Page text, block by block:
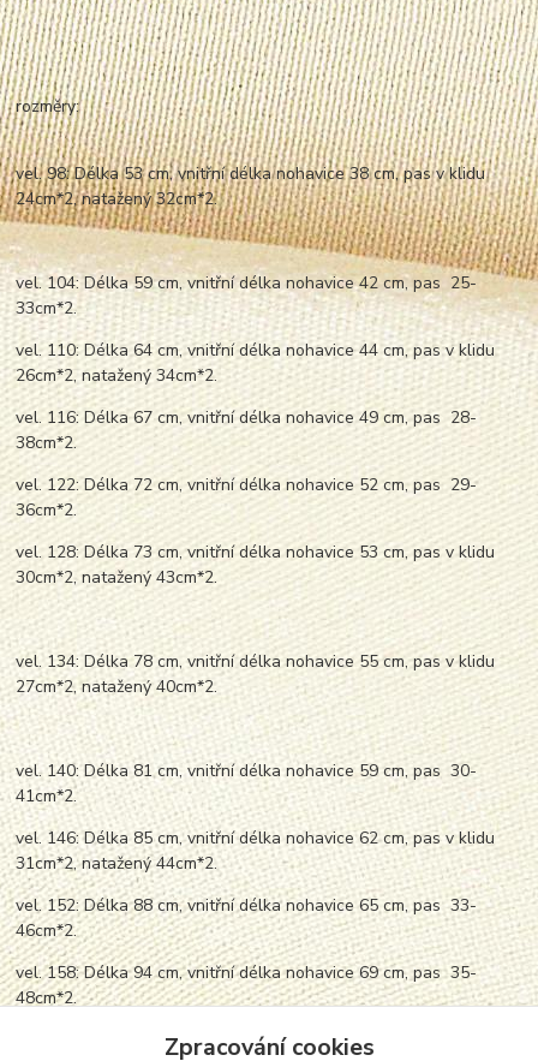
rozměry:
vel. 98: Délka 53 cm, vnitřní délka nohavice 38 cm, pas v klidu
24cm*2, natažený 32cm*2.
vel. 104: Délka 59 cm, vnitřní délka nohavice 42 cm, pas 25-
33cm*2.
vel. 110: Délka 64 cm, vnitřní délka nohavice 44 cm, pas v klidu
26cm*2, natažený 34cm*2.
vel. 116: Délka 67 cm, vnitřní délka nohavice 49 cm, pas 28-
38cm*2.
vel. 122: Délka 72 cm, vnitřní délka nohavice 52 cm, pas 29-
36cm*2.
vel. 128: Délka 73 cm, vnitřní délka nohavice 53 cm, pas v klidu
30cm*2, natažený 43cm*2.
vel. 134: Délka 78 cm, vnitřní délka nohavice 55 cm, pas v klidu
27cm*2, natažený 40cm*2.
vel. 140: Délka 81 cm, vnitřní délka nohavice 59 cm, pas 30-
41cm*2.
vel. 146: Délka 85 cm, vnitřní délka nohavice 62 cm, pas v klidu
31cm*2, natažený 44cm*2.
vel. 152: Délka 88 cm, vnitřní délka nohavice 65 cm, pas 33-
46cm*2.
vel. 158: Délka 94 cm, vnitřní délka nohavice 69 cm, pas 35-
48cm*2.
vel. 164: Délka 98 cm, vnitřní délka nohavice 71 cm, pas v klidu
Zpracování cookies